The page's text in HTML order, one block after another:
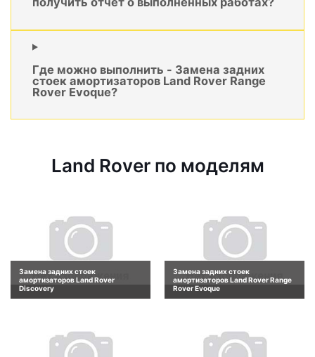
Где можно выполнить - Замена задних
стоек амортизаторов Land Rover Range
Rover Evoque?
Land Rover по моделям
Замена задних стоек
амортизаторов Land Rover
Discovery
Замена задних стоек
амортизаторов Land Rover Range
Rover Evoque